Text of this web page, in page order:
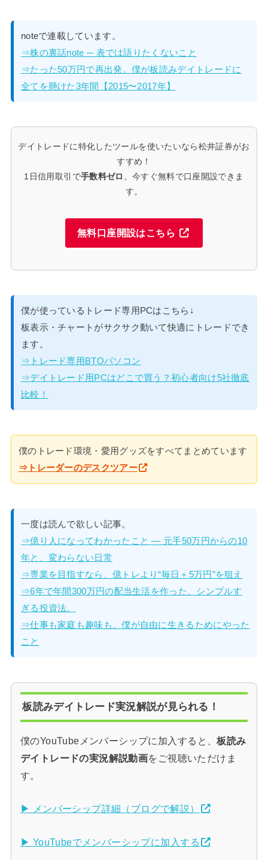
noteで連載しています。
⇒株の裏話note ─ 表では語りたくないこと
⇒たった50万円で再出発。僕が板読みデイトレードに
全てを懸けた3年間【2015〜2017年】
デイトレードに特化したツールを使いたいなら松井証券がお
すすめ！
1日信用取引で手数料ゼロ 。今すぐ無料で口座開設できま
す。
無料口座開設はこちら
僕が使っているトレード専用PCはこちら↓
板表示・チャートがサクサク動いて快適にトレードでき
ます。
⇒トレード専用BTOパソコン
⇒デイトレード用PCはどこで買う？初心者向け5社徹底
比較！
僕のトレード環境・愛用グッズをすべてまとめています
⇒トレーダーのデスクツアー
一度は読んで欲しい記事。
⇒億り人になってわかったこと — 元手50万円からの10
年と、変わらない日常
⇒専業を目指すなら、億トレより“毎日＋5万円”を狙え
⇒6年で年間300万円の配当生活を作った、シンプルす
ぎる投資法。
⇒仕事も家庭も趣味も。僕が自由に生きるためにやった
こと
板読みデイトレード実況解説が見られる！
僕のYouTubeメンバーシップに加入すると、板読み
デイトレードの実況解説動画をご視聴いただけま
す。
▶ メンバーシップ詳細（ブログで解説）
▶ YouTubeでメンバーシップに加入する